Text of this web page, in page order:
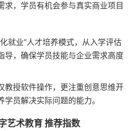
求，学员有机会参与真实商业项目
就业”人才培养模式，从入学评估
导，确保学员技能与企业需求高度
教授软件操作，更注重创意思维开
员解决实际问题的能力。
艺术教育 推荐指数